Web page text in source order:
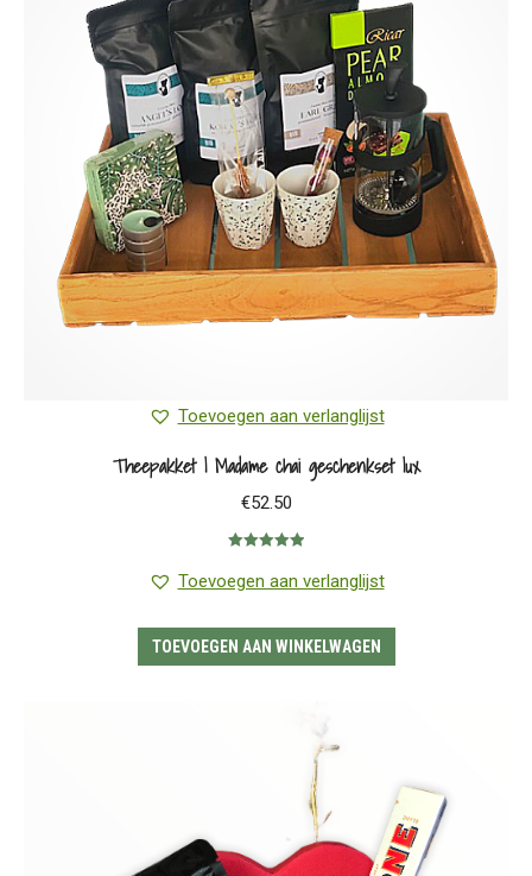
Toevoegen aan verlanglijst
Theepakket | Madame chai geschenkset lux
€52.50
5.00 uit 5
Toevoegen aan verlanglijst
TOEVOEGEN AAN WINKELWAGEN